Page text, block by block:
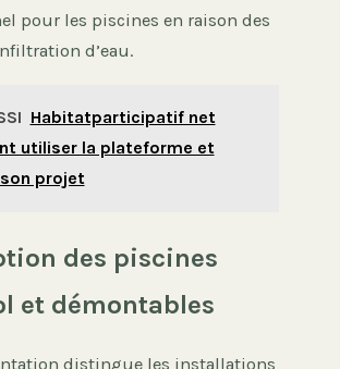
pour les piscines en raison des
d’eau.
Habitatparticipatif net
utiliser la plateforme et
projet
des piscines
et démontables
distingue les installations